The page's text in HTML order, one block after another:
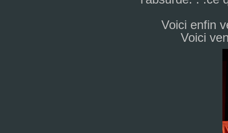
Voici enfin
Voici